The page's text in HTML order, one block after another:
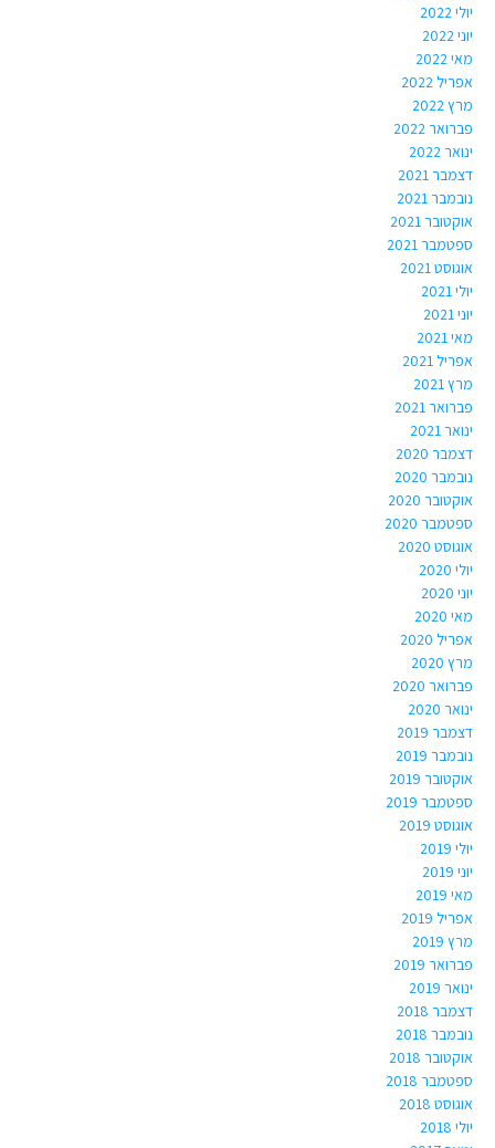
יולי 2022
יוני 2022
מאי 2022
אפריל 2022
מרץ 2022
פברואר 2022
ינואר 2022
דצמבר 2021
נובמבר 2021
אוקטובר 2021
ספטמבר 2021
אוגוסט 2021
יולי 2021
יוני 2021
מאי 2021
אפריל 2021
מרץ 2021
פברואר 2021
ינואר 2021
דצמבר 2020
נובמבר 2020
אוקטובר 2020
ספטמבר 2020
אוגוסט 2020
יולי 2020
יוני 2020
מאי 2020
אפריל 2020
מרץ 2020
פברואר 2020
ינואר 2020
דצמבר 2019
נובמבר 2019
אוקטובר 2019
ספטמבר 2019
אוגוסט 2019
יולי 2019
יוני 2019
מאי 2019
אפריל 2019
מרץ 2019
פברואר 2019
ינואר 2019
דצמבר 2018
נובמבר 2018
אוקטובר 2018
ספטמבר 2018
אוגוסט 2018
יולי 2018